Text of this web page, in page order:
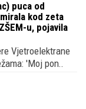
puca od
kod zeta
u, pojavila
Vjetroelektrane
'Moj pon..